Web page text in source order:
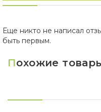
Еще никто не написал
быть первым.
Похожие